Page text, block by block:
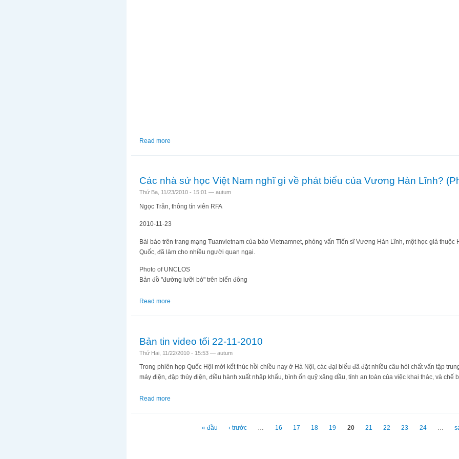
Read more
Các nhà sử học Việt Nam nghĩ gì về phát biểu của Vương Hàn Lĩnh?
Thứ Ba, 11/23/2010 - 15:01 — autum
Ngọc Trân, thông tín viên RFA
2010-11-23
Bài báo trên trang mạng Tuanvietnam của báo Vietnamnet, phỏng vấn Tiến sĩ Vương Hàn Lĩnh, một học giả thuộc
Quốc, đã làm cho nhiều người quan ngại.
Photo of UNCLOS
Bản đồ "đường lưỡi bò" trên biển đông
Read more
Bản tin video tối 22-11-2010
Thứ Hai, 11/22/2010 - 15:53 — autum
Trong phiên họp Quốc Hội mới kết thúc hồi chiều nay ở Hà Nội, các đại biểu đã đặt nhiều câu hỏi chất vấn tập
máy điện, đập thủy điện, điều hành xuất nhập khẩu, bình ổn quỹ xăng dầu, tính an toàn của việc khai thác, và chế
Read more
« đầu ‹ trước … 16 17 18 19 20 21 22 23 24 …